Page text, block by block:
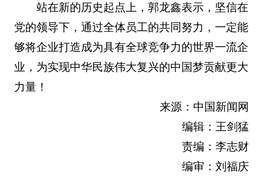
站在新的历史起点上，郭龙鑫表示，坚信在
党的领导下，通过全体员工的共同努力，一定能
够将企业打造成为具有全球竞争力的世界一流企
业，为实现中华民族伟大复兴的中国梦贡献更大
力量！
来源：中国新闻网
编辑：王剑猛
责编：李志财
编审：刘福庆